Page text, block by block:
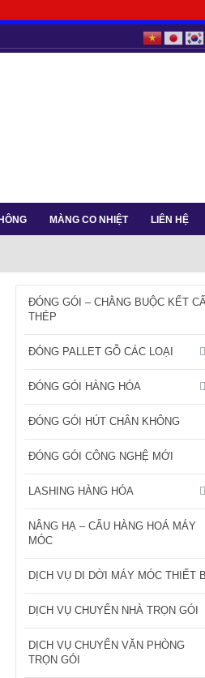
MÀNG CO NHIỆT LIÊN HỆ
ĐÓNG GÓI – CHẰNG BUỘC KẾT
THÉP
ĐÓNG PALLET GỖ CÁC LOẠI
ĐÓNG GÓI HÀNG HÓA
ĐÓNG GÓI HÚT CHÂN KHÔNG
ĐÓNG GÓI CÔNG NGHỆ MỚI
LASHING HÀNG HÓA
NÂNG HẠ – CẨU HÀNG HOÁ MÁY
MÓC
DỊCH VỤ DI DỜI MÁY MÓC THIẾT
DỊCH VỤ CHUYỂN NHÀ TRỌN GÓI
DỊCH VỤ CHUYỂN VĂN PHÒNG
TRỌN GÓI